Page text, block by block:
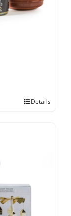
Details